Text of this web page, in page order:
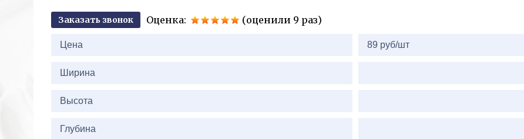
Заказать звонок
Оценка:
(оценили 9 раз)
Цена 89 руб/шт
Ширина
Высота
Глубина